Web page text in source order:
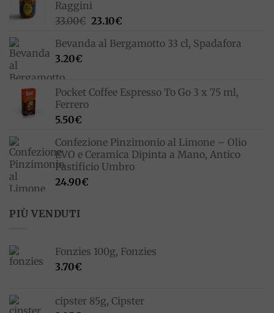
Raggini
33.00€ Il
originale
23.10€Il
attuale
Bevanda al Bergamotto 33 cl, Spadafora
3.20€
Pocket Coffee Espresso To Go 3 x 75 ml,
Ferrero
5.50€
Confezione Pinzimonio al Limone – Olio
EVO e Ceramica Dipinta a Mano, Antico
Pastificio Umbro
24.90€
PIÙ VENDUTI
Fonzies 100g, Fonzies
3.70€
cipster 85g, Cipster